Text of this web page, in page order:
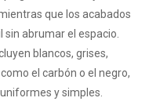
que los acabados
abrumar el espacio.
blancos, grises,
el carbón o el negro,
y simples.